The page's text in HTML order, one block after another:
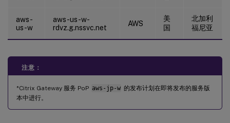
aws-
us-w
aws-us-w-
rdvz.g.nssvc.net
AWS
美
国
北加利
福尼亚
注意：
*Citrix Gateway 服务 PoP aws-jp-w 的发布计划在即将发布的服务版
本中进行。